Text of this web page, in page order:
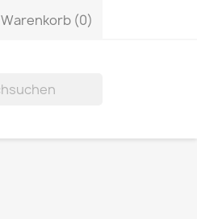
Warenkorb (0)